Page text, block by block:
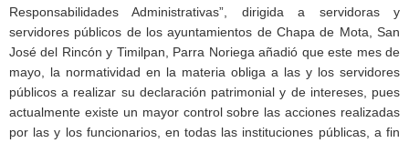
Responsabilidades Administrativas”, dirigida a servidoras y
servidores públicos de los ayuntamientos de Chapa de Mota, San
José del Rincón y Timilpan, Parra Noriega añadió que este mes de
mayo, la normatividad en la materia obliga a las y los servidores
públicos a realizar su declaración patrimonial y de intereses, pues
actualmente existe un mayor control sobre las acciones realizadas
por las y los funcionarios, en todas las instituciones públicas, a fin